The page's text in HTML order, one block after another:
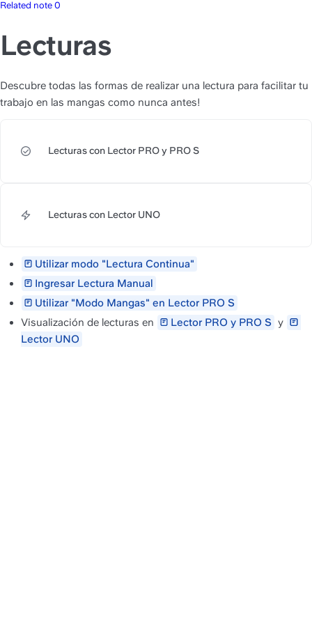
Related note 0
Lecturas
Descubre todas las formas de realizar una lectura para facilitar tu
trabajo en las mangas como nunca antes!
https://slite.com/api/public/
Lecturas con Lector PRO y PRO S
https://slite.com/api/public/
Lecturas con Lector UNO
Utilizar modo "Lectura Continua"
Ingresar Lectura Manual
Utilizar "Modo Mangas" en Lector PRO S
Visualización de lecturas en
Lector PRO y PRO S y
Lector UNO